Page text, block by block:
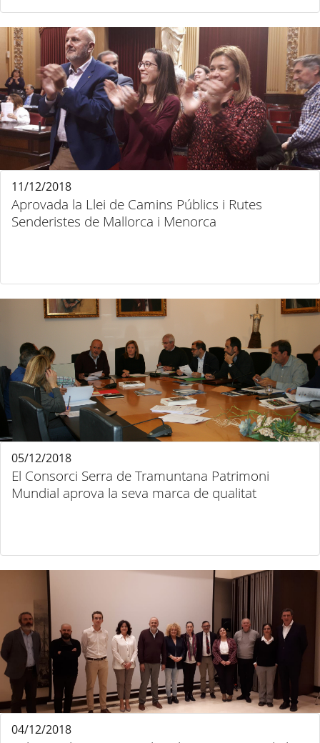
Aprovada la Llei de Camins Públics i Rutes
Senderistes de Mallorca i Menorca
11/12/2018
El Consorci Serra de Tramuntana Patrimoni
Mundial aprova la seva marca de qualitat
05/12/2018
04/12/2018